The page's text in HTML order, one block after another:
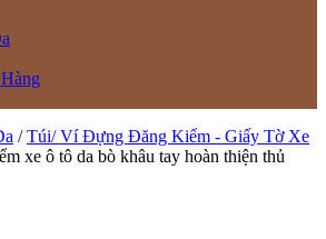
/Túi/ Ví Đựng Đăng Kiểm - Giấy Tờ Xe
xe ô tô da bò khâu tay hoàn thiện thủ